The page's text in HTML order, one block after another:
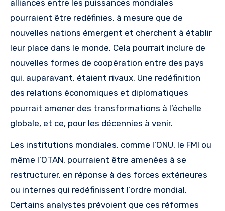
alliances entre les puissances mondiales
pourraient être redéfinies, à mesure que de
nouvelles nations émergent et cherchent à établir
leur place dans le monde. Cela pourrait inclure de
nouvelles formes de coopération entre des pays
qui, auparavant, étaient rivaux. Une redéfinition
des relations économiques et diplomatiques
pourrait amener des transformations à l’échelle
globale, et ce, pour les décennies à venir.
Les institutions mondiales, comme l’ONU, le FMI ou
même l’OTAN, pourraient être amenées à se
restructurer, en réponse à des forces extérieures
ou internes qui redéfinissent l’ordre mondial.
Certains analystes prévoient que ces réformes